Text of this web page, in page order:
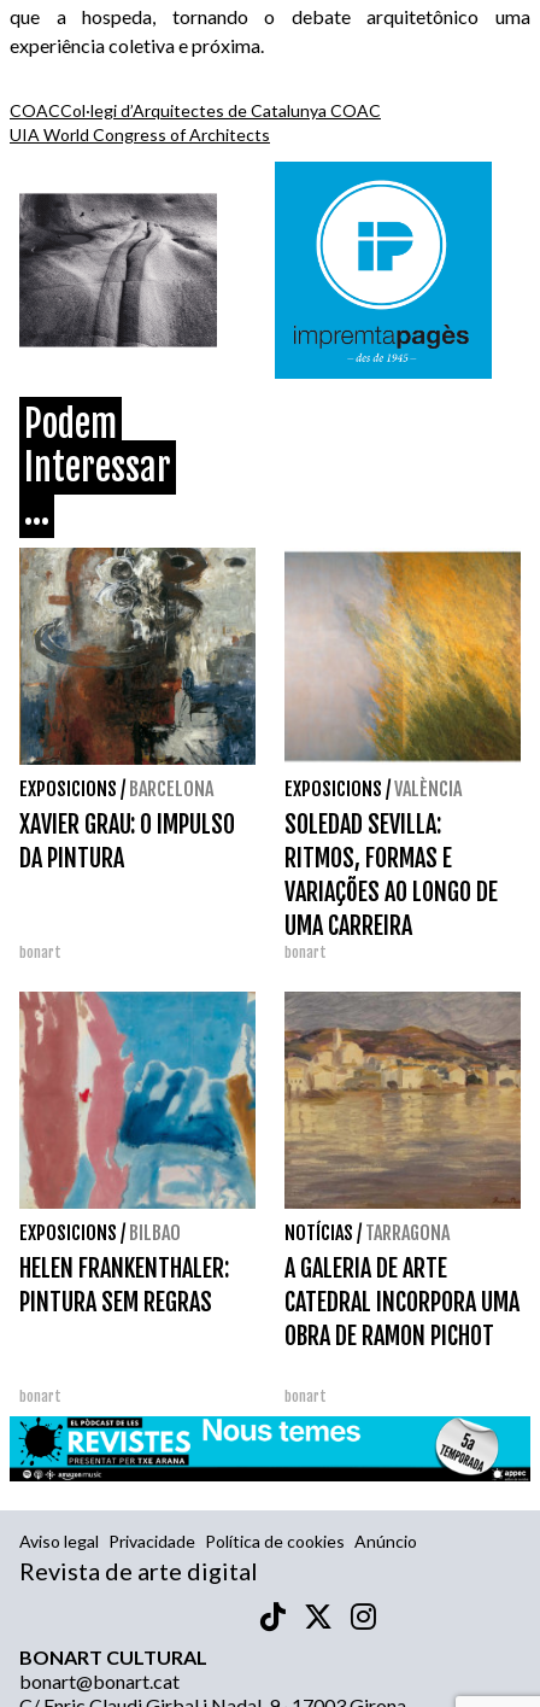
que a hospeda, tornando o debate arquitetônico uma
experiência coletiva e próxima.
COACCol·legi d’Arquitectes de Catalunya COAC
UIA World Congress of Architects
Podem
Interessar
...
EXPOSICIONS / BARCELONA
XAVIER GRAU: O IMPULSO
DA PINTURA
bonart
EXPOSICIONS /VALÈNCIA
SOLEDAD SEVILLA:
RITMOS, FORMAS E
VARIAÇÕES AO LONGO DE
UMA CARREIRA
bonart
EXPOSICIONS / BILBAO
HELEN FRANKENTHALER:
PINTURA SEM REGRAS
bonart
NOTÍCIAS / TARRAGONA
A GALERIA DE ARTE
CATEDRAL INCORPORA UMA
OBRA DE RAMON PICHOT
bonart
Aviso legal Privacidade Política de cookies Anúncio
Revista de arte digital
BONART CULTURAL
bonart@bonart.cat